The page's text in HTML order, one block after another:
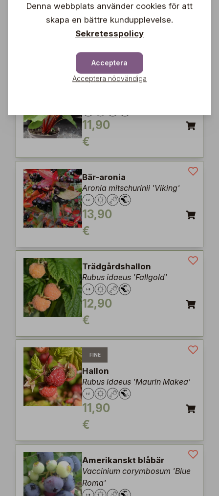
Ribes nigrum 'Mortti'
11,90
€
11,90
€
Bär-aronia
Aronia mitschurinii 'Viking'
13,90
€
Trädgårdshallon
Rubus idaeus 'Fallgold'
12,90
€
FINE
Hallon
Rubus idaeus 'Maurin Makea'
11,90
€
Amerikanskt blåbär
Vaccinium corymbosum 'Blue
Roma'
Denna webbplats använder cookies för att
skapa en bättre kundupplevelse.
Sekretesspolicy
Acceptera
Acceptera nödvändiga